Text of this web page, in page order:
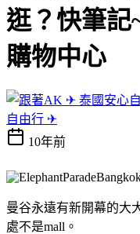
逛？快筆記
購物中心
自由行 ✈
10年前
曼谷永遠有新開幕的大
處不是mall。